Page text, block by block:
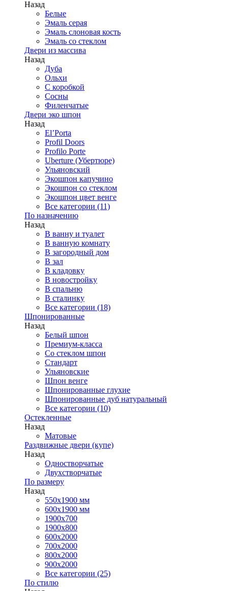
Назад
Белые
Эмаль серая
Эмаль слоновая кость
Эмаль со стеклом
Двери из массива
Назад
Дуба
Ольхи
С коробкой
Сосны
Филенчатые
Двери эко шпон
Назад
El’Porta
Profil Doors
Profilo Porte
Uberture (Убертюре)
Ульяновский
Экошпон капучино
Экошпон со стеклом
Экошпон цвет венге
Все категории (11)
По назначению
Назад
В ванну и туалет
В ванную комнату
В загородный дом
В зал
В кладовку
В новостройку
В спальню
В сталинку
Все категории (18)
Шпонированные
Назад
Белый шпон
Премиум-класса
Со стеклом шпон
Стандарт
Ульяновские
Шпон венге
Шпонированные глухие
Шпонированные дуб натуральный
Все категории (10)
Остекленные
Назад
Матовые
Раздвижные двери (купе)
Назад
Одностворчатые
Двухстворчатые
По размеру
Назад
550x1900 мм
600x1900 мм
1900х700
1900х800
600x2000
700x2000
800x2000
900x2000
Все категории (25)
По стилю